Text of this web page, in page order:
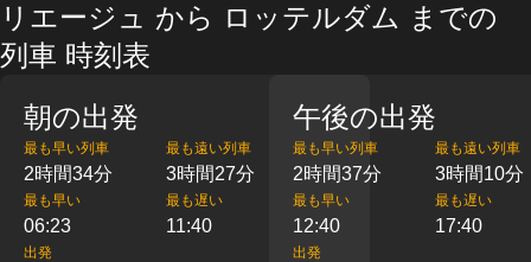
リエージュ から ロッテルダム までの
列車 時刻表
朝の出発
最も早い列車
2時間34分
最も遠い列車
3時間27分
最も早い
06:23
最も遅い
11:40
出発
午後の出発
最も早い列車
2時間37分
最も遠い列車
3時間10分
最も早い
12:40
最も遅い
17:40
出発